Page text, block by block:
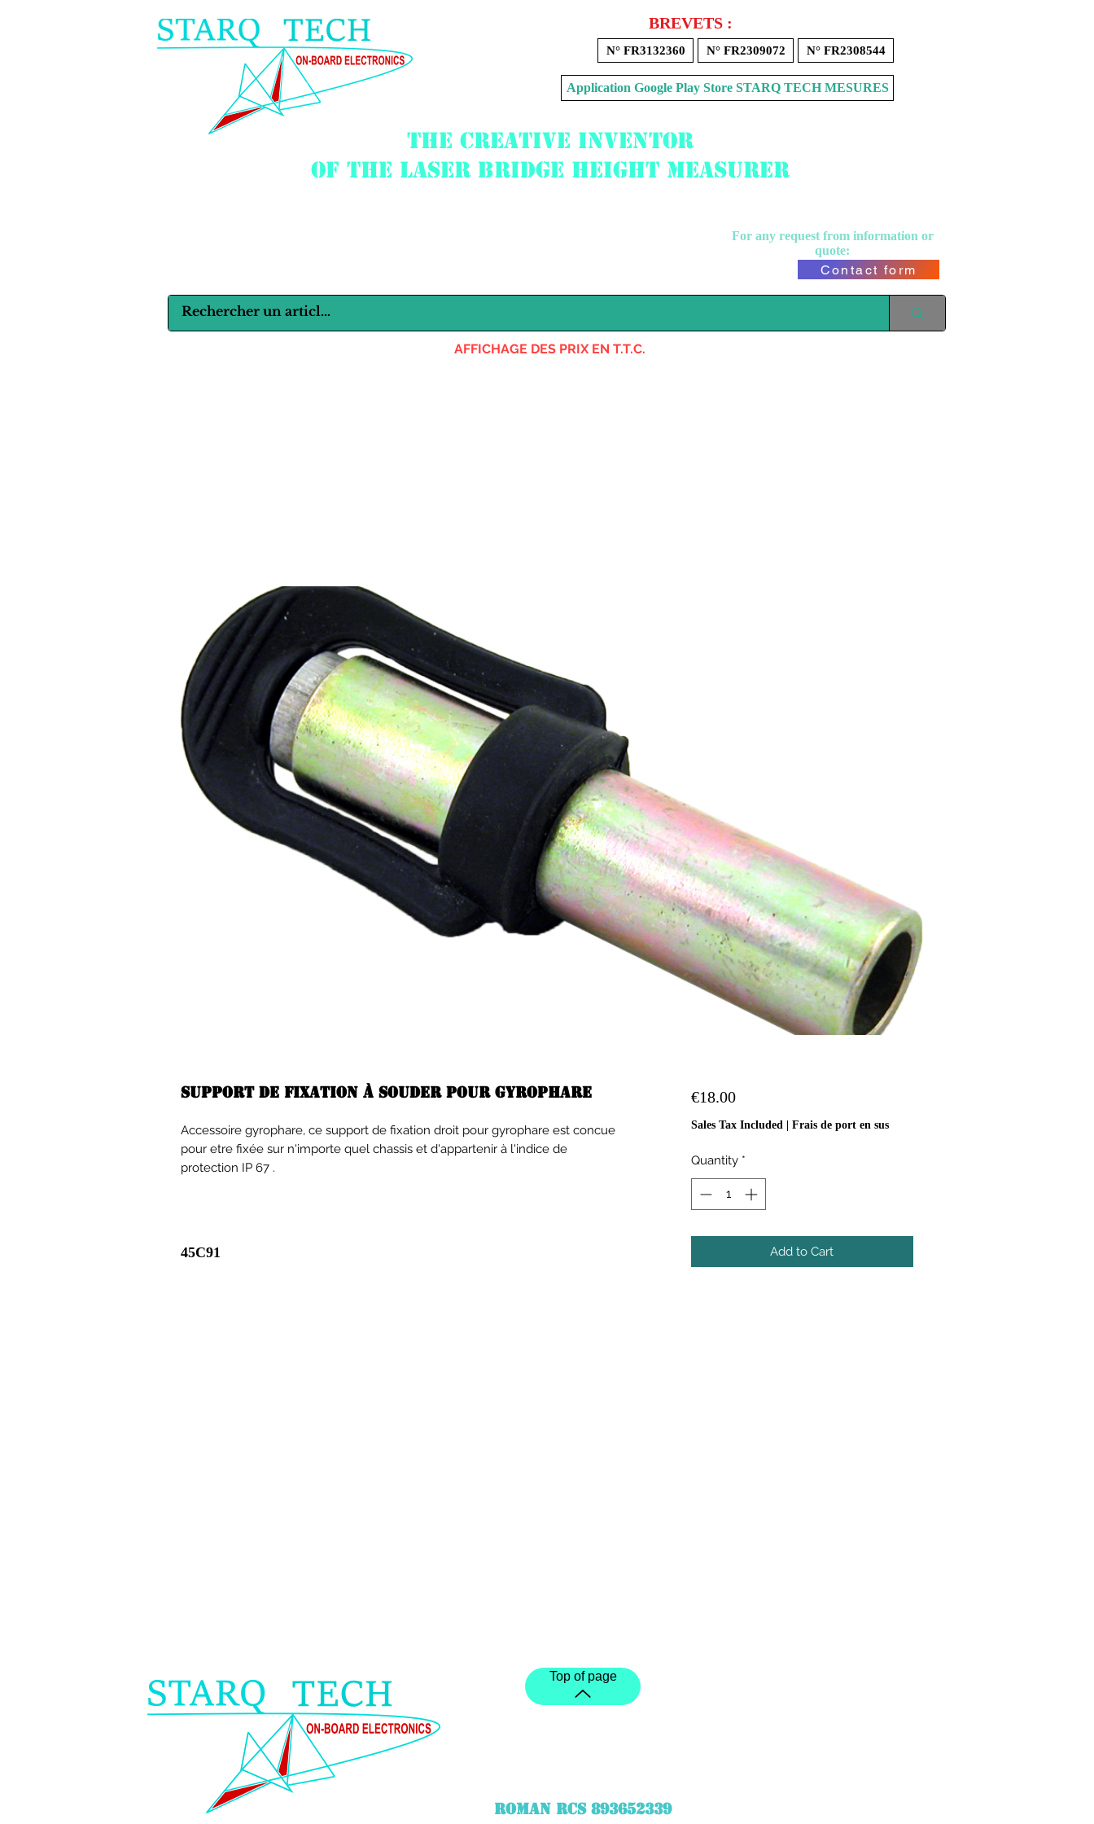
BREVETS :
N° FR3132360 N° FR2309072 N° FR2308544
The creative inventor
of the laser bridge height measurer
Application Google Play Store STARQ TECH MESURES
For any request from information or
quote:
Contact form
AFFICHAGE DES PRIX EN T.T.C.
Support de fixation à souder pour gyrophare
Accessoire gyrophare, ce support de fixation droit pour gyrophare est concue
pour etre fixée sur n'importe quel chassis et d'appartenir à l'indice de
protection IP 67 .
45C91
€18.00Price
Sales Tax Included| Frais de port en sus
Quantity *
Add to Cart
Top of page
ROMAN RCS 893652339